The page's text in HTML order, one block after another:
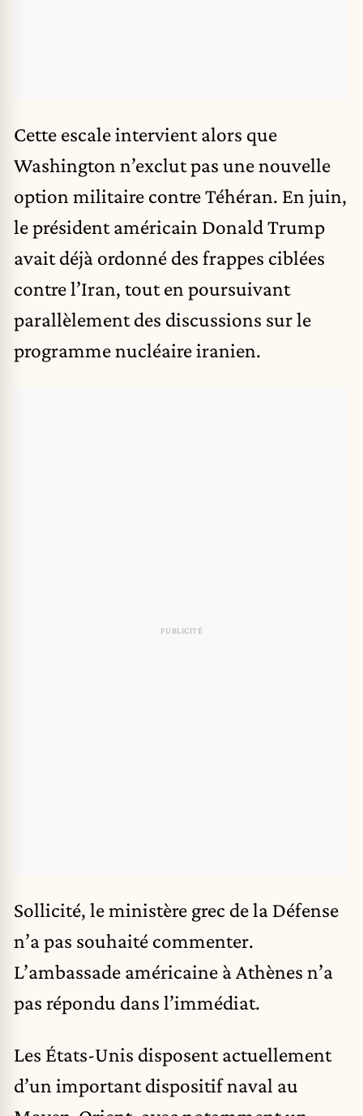
Cette escale intervient alors que
Washington n’exclut pas une nouvelle
option militaire contre Téhéran. En juin,
le président américain Donald Trump
avait déjà ordonné des frappes ciblées
contre l’Iran, tout en poursuivant
parallèlement des discussions sur le
programme nucléaire iranien.
Sollicité, le ministère grec de la Défense
n’a pas souhaité commenter.
L’ambassade américaine à Athènes n’a
pas répondu dans l’immédiat.
Les États-Unis disposent actuellement
d’un important dispositif naval au